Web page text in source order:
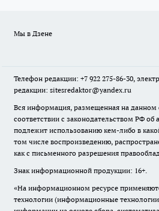
Мы в Дзене
Телефон редакции: +7 922 275-86-30,
редакции: sitesredaktor@yandex.ru
Вся информация, размещенная на данном
соответствии с законодательством РФ об
подлежит использованию кем-либо в
том числе воспроизведению,
как с письменного разрешения
Знак информационной продукции: 16+.
«На информационном ресурсе
технологии (информационные